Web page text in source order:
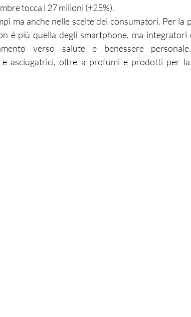
tocca i 27 milioni (+25%).
ma anche nelle scelte dei consumatori. Per la
è più quella degli smartphone, ma integratori
verso salute e benessere
asciugatrici, oltre a profumi e prodotti per